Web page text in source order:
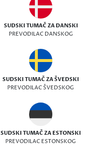
SUDSKI TUMAČ ZA DANSKI
PREVODILAC DANSKOG
SUDSKI TUMAČ ZA ŠVEDSKI
PREVODILAC ŠVEDSKOG
SUDSKI TUMAČ ZA ESTONSKI
PREVODILAC ESTONSKOG